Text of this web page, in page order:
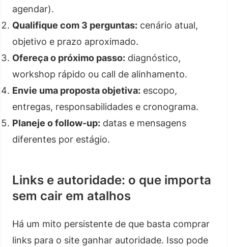
agendar).
Qualifique com 3 perguntas: cenário atual,
objetivo e prazo aproximado.
Ofereça o próximo passo: diagnóstico,
workshop rápido ou call de alinhamento.
Envie uma proposta objetiva: escopo,
entregas, responsabilidades e cronograma.
Planeje o follow-up: datas e mensagens
diferentes por estágio.
Links e autoridade: o que importa
sem cair em atalhos
Há um mito persistente de que basta comprar
links para o site ganhar autoridade. Isso pode